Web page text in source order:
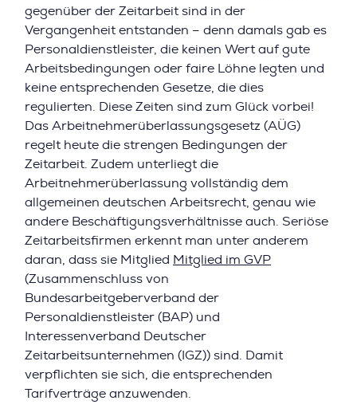
gegenüber der Zeitarbeit sind in der
Vergangenheit entstanden – denn damals gab es
Personaldienstleister, die keinen Wert auf gute
Arbeitsbedingungen oder faire Löhne legten und
keine entsprechenden Gesetze, die dies
regulierten. Diese Zeiten sind zum Glück vorbei!
Das Arbeitnehmerüberlassungsgesetz (AÜG)
regelt heute die strengen Bedingungen der
Zeitarbeit. Zudem unterliegt die
Arbeitnehmerüberlassung vollständig dem
allgemeinen deutschen Arbeitsrecht, genau wie
andere Beschäftigungsverhältnisse auch. Seriöse
Zeitarbeitsfirmen erkennt man unter anderem
daran, dass sie Mitglied Mitglied im GVP
(Zusammenschluss von
Bundesarbeitgeberverband der
Personaldienstleister (BAP) und
Interessenverband Deutscher
Zeitarbeitsunternehmen (IGZ)) sind. Damit
verpflichten sie sich, die entsprechenden
Tarifverträge anzuwenden.